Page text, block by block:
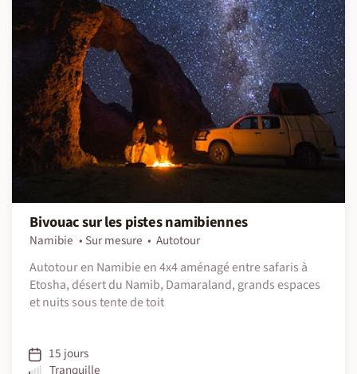
Bivouac sur les pistes namibiennes
Namibie Sur mesure
Autotour
Autotour en Namibie en 4x4 aménagé entre safaris à
Etosha, désert du Namib, Damaraland, grands espaces
et nuits sous tente de toit
15 jours
Tranquille